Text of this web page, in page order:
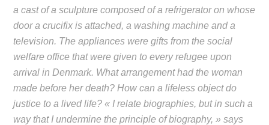
a cast of a sculpture composed of a refrigerator on whose
door a crucifix is attached, a washing machine and a
television. The appliances were gifts from the social
welfare office that were given to every refugee upon
arrival in Denmark. What arrangement had the woman
made before her death? How can a lifeless object do
justice to a lived life? « I relate biographies, but in such a
way that I undermine the principle of biography, » says